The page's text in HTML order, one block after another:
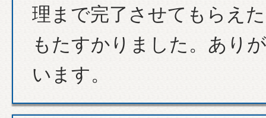
理まで完了させてもらえ
もたすかりました。あり
います。